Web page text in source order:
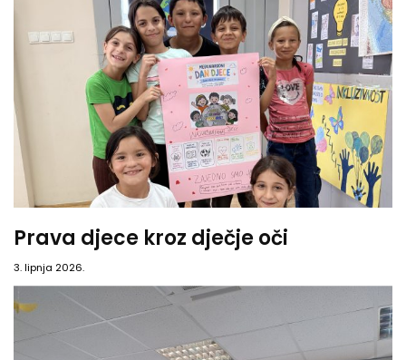
Prava djece kroz dječje oči
3. lipnja 2026.